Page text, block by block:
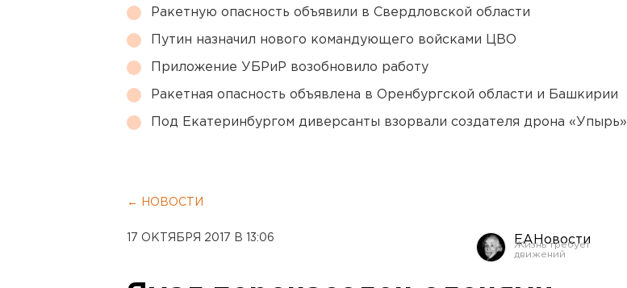
Ракетную опасность объявили в Свердловской области
Путин назначил нового командующего войсками ЦВО
Приложение УБРиР возобновило работу
Ракетная опасность объявлена в Оренбургской области и Башкирии
Под Екатеринбургом диверсанты взорвали создателя дрона «Упырь»
← НОВОСТИ
17 ОКТЯБРЯ 2017 В 13:06 ЕАНовости